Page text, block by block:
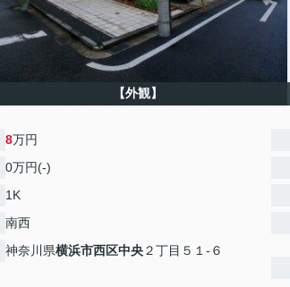
【外観】
8万円
0万円(-)
1K
南西
神奈川県横浜市西区中央２丁目５１-６